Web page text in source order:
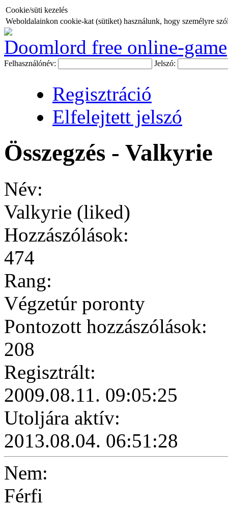
Cookie/süti kezelés
Weboldalainkon cookie-kat (sütiket) használunk, hogy személyre
Doomlord free online-game
Felhasználónév: Jelszó:
Regisztráció
Elfelejtett jelszó
Összegzés - Valkyrie
Név:
Valkyrie (liked)
Hozzászólások:
474
Rang:
Végzetúr poronty
Pontozott hozzászólások:
208
Regisztrált:
2009.08.11. 09:05:25
Utoljára aktív:
2013.08.04. 06:51:28
Nem:
Férfi